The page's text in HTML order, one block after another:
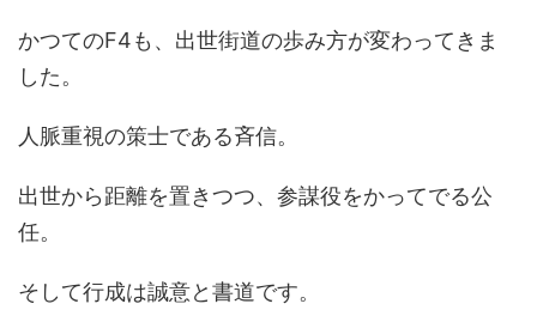
かつてのF4も、出世街道の歩み方が変わってきま
した。
人脈重視の策士である斉信。
出世から距離を置きつつ、参謀役をかってでる公
任。
そして行成は誠意と書道です。